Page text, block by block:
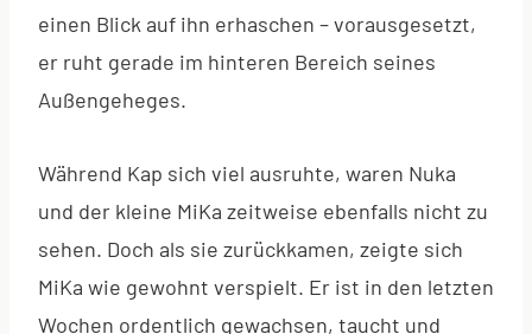
einen Blick auf ihn erhaschen – vorausgesetzt,
er ruht gerade im hinteren Bereich seines
Außengeheges.
Während Kap sich viel ausruhte, waren Nuka
und der kleine MiKa zeitweise ebenfalls nicht zu
sehen. Doch als sie zurückkamen, zeigte sich
MiKa wie gewohnt verspielt. Er ist in den letzten
Wochen ordentlich gewachsen, taucht und